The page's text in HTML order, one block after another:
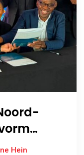
Cisco-
Hein